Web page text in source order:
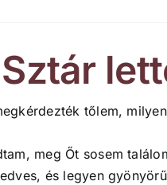
Sztár
tőlem,
meg Őt sosem
és legyen